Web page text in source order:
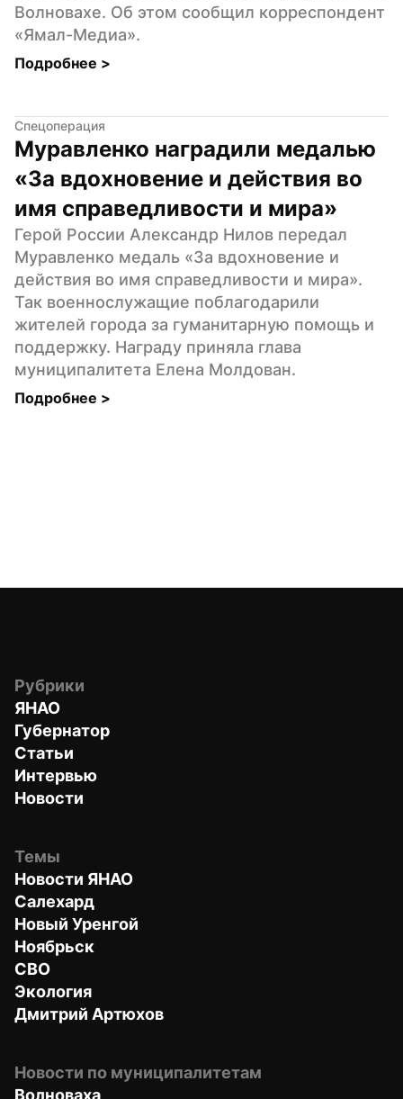
Волновахе. Об этом сообщил корреспондент
«Ямал-Медиа».
Подробнее >
Спецоперация
Муравленко наградили медалью
«За вдохновение и действия во
имя справедливости и мира»
Герой России Александр Нилов передал
Муравленко медаль «За вдохновение и
действия во имя справедливости и мира».
Так военнослужащие поблагодарили
жителей города за гуманитарную помощь и
поддержку. Награду приняла глава
муниципалитета Елена Молдован.
Подробнее >
Рубрики
ЯНАО
Губернатор
Статьи
Интервью
Новости
Темы
Новости ЯНАО
Салехард
Новый Уренгой
Ноябрьск
СВО
Экология
Дмитрий Артюхов
Новости по муниципалитетам
Волноваха